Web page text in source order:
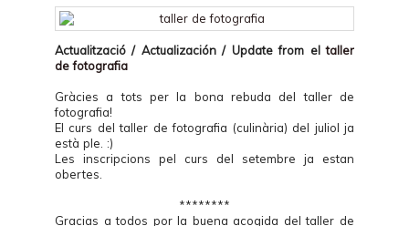
Actualització / Actualización / Update from eltaller
de fotografia
Gràcies a tots per la bona rebuda del taller de
fotografia!
El curs del taller de fotografia (culinària) del juliol ja
està ple. :)
Les inscripcions pel curs del setembre ja estan
obertes.
********
Gracias a todos por la buena acogida del taller de